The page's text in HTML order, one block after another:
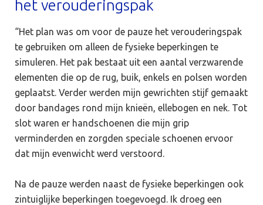
het verouderingspak
“Het plan was om voor de pauze het verouderingspak
te gebruiken om alleen de fysieke beperkingen te
simuleren. Het pak bestaat uit een aantal verzwarende
elementen die op de rug, buik, enkels en polsen worden
geplaatst. Verder werden mijn gewrichten stijf gemaakt
door bandages rond mijn knieën, ellebogen en nek. Tot
slot waren er handschoenen die mijn grip
verminderden en zorgden speciale schoenen ervoor
dat mijn evenwicht werd verstoord.
Na de pauze werden naast de fysieke beperkingen ook
zintuiglijke beperkingen toegevoegd. Ik droeg een